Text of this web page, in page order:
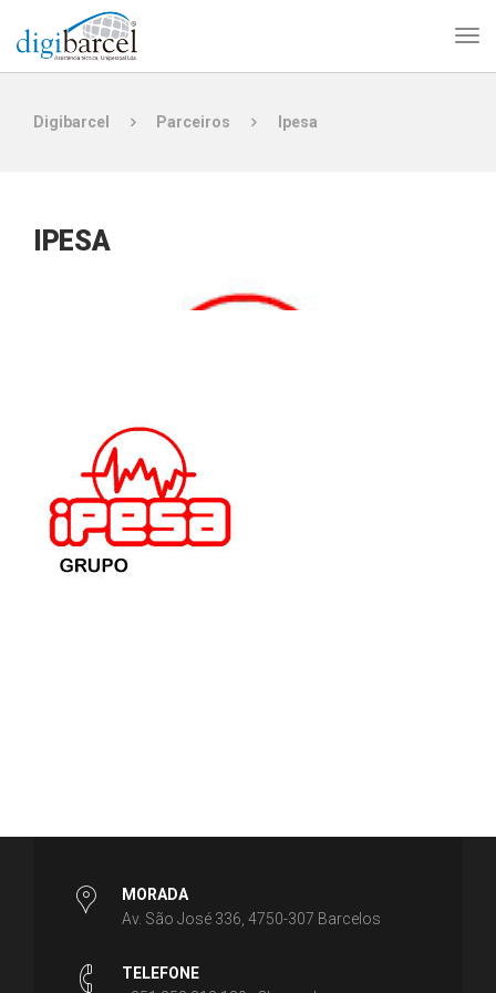
Digibarcel Parceiros Ipesa
IPESA
MORADA
Av. São José 336, 4750-307 Barcelos
TELEFONE